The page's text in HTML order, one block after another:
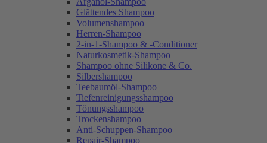
Glättendes Shampoo
Volumenshampoo
Herren-Shampoo
2-in-1-Shampoo & -Conditioner
Naturkosmetik-Shampoo
Shampoo ohne Silikone & Co.
Silbershampoo
Teebaumöl-Shampoo
Tiefenreinigungsshampoo
Tönungsshampoo
Trockenshampoo
Anti-Schuppen-Shampoo
Repair-Shampoo